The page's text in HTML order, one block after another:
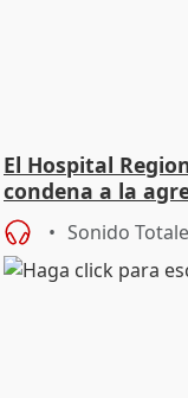
El Hospital
condena a la
Urgencias
Sonido